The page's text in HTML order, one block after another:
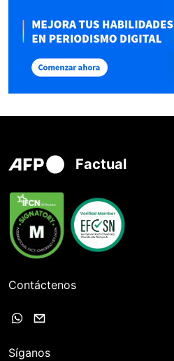
Factual
Contáctenos
Síganos